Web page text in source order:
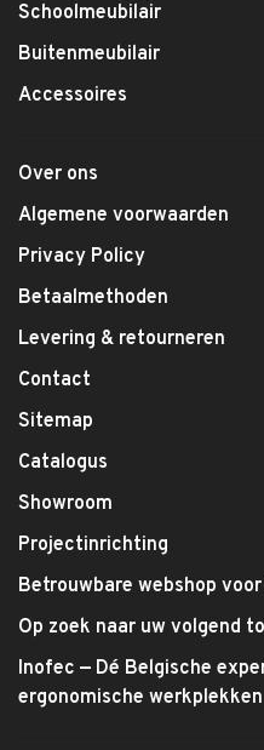
Schoolmeubilair
Buitenmeubilair
Accessoires
Over ons
Algemene voorwaarden
Privacy Policy
Betaalmethoden
Levering & retourneren
Contact
Sitemap
Catalogus
Showroom
Projectinrichting
Betrouwbare webshop
Op zoek naar uw volgend
Inofec — Dé Belgische
ergonomische werkplekken